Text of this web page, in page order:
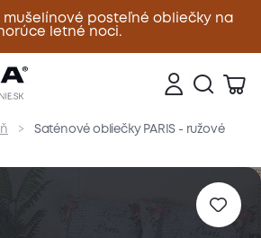
posteľné obliečky na
letné noci.
Zavrieť
Popis produktu
Saténové obliečky PARIS - ružové